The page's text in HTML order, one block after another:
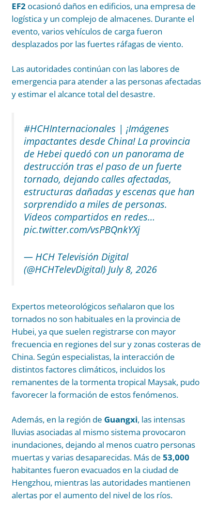
EF2 ocasionó daños en edificios, una empresa de
logística y un complejo de almacenes. Durante el
evento, varios vehículos de carga fueron
desplazados por las fuertes ráfagas de viento.
Las autoridades continúan con las labores de
emergencia para atender a las personas afectadas
y estimar el alcance total del desastre.
#HCHInternacionales | ¡Imágenes
impactantes desde China! La provincia
de Hebei quedó con un panorama de
destrucción tras el paso de un fuerte
tornado, dejando calles afectadas,
estructuras dañadas y escenas que han
sorprendido a miles de personas.
Videos compartidos en redes…
pic.twitter.com/vsPBQnkYXj
— HCH Televisión Digital
(@HCHTelevDigital) July 8, 2026
Expertos meteorológicos señalaron que los
tornados no son habituales en la provincia de
Hubei, ya que suelen registrarse con mayor
frecuencia en regiones del sur y zonas costeras de
China. Según especialistas, la interacción de
distintos factores climáticos, incluidos los
remanentes de la tormenta tropical Maysak, pudo
favorecer la formación de estos fenómenos.
Además, en la región de Guangxi, las intensas
lluvias asociadas al mismo sistema provocaron
inundaciones, dejando al menos cuatro personas
muertas y varias desaparecidas. Más de 53,000
habitantes fueron evacuados en la ciudad de
Hengzhou, mientras las autoridades mantienen
alertas por el aumento del nivel de los ríos.